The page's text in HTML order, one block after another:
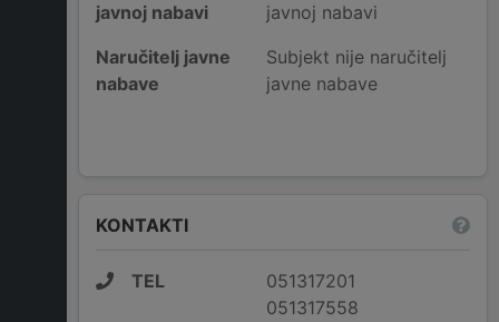
javnoj nabavi
javnoj nabavi
Naručitelj javne
nabave
Subjekt nije naručitelj
javne nabave
KONTAKTI
TEL
051317201
051317558